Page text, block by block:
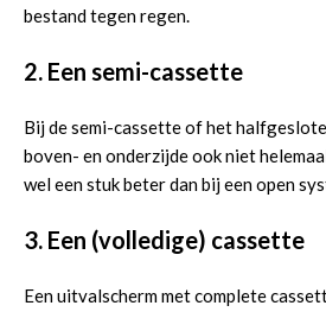
bestand tegen regen.
2. Een semi-cassette
Bij de semi-cassette of het
boven- en onderzijde ook niet
wel een stuk beter dan bij een open
3. Een (volledige) cassette
Een uitvalscherm met complete